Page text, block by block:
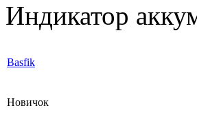
Индикатор
Basfik
Новичок